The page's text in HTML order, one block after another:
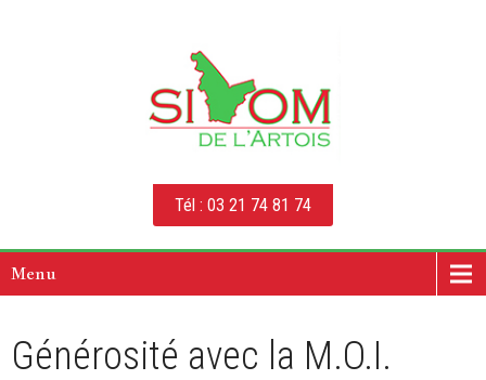
Tél : 03 21 74 81 74
Menu
Générosité avec la M.O.I.